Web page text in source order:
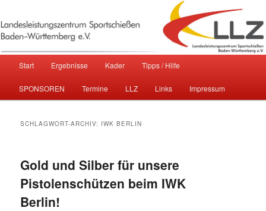
Landesleistungszentrum
Sportschießen Baden-Württemberg
e.V.
Zum primären Inhalt springen
Zum sekundären Inhalt springen
Start Ergebnisse Kader Tipps / Hilfe
SPONSOREN Termine LLZ Links Impressum
SCHLAGWORT-ARCHIV: IWK BERLIN
Gold und Silber für unsere
Pistolenschützen beim IWK
Berlin!